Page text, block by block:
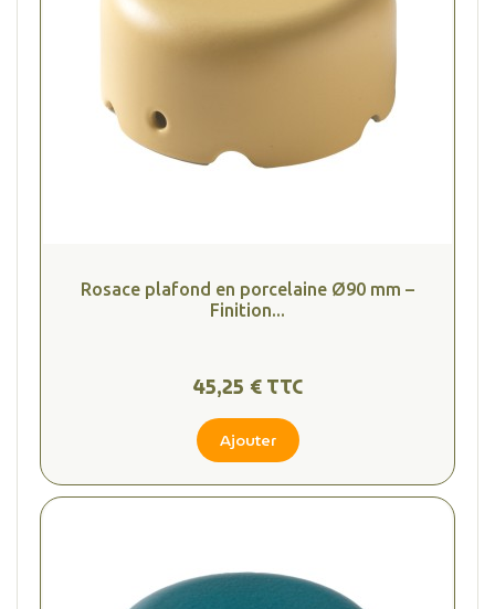
Rosace plafond en porcelaine Ø90 mm –
Finition...
45,25 € TTC
Ajouter